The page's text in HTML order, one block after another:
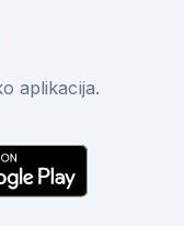
aplikacija.